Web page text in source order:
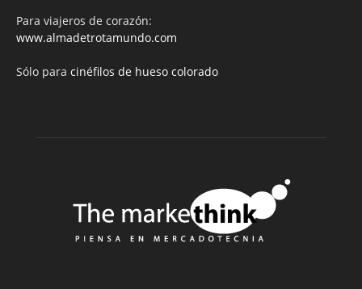
Para viajeros de corazón:
www.almadetrotamundo.com
Sólo para cinéfilos de hueso colorado